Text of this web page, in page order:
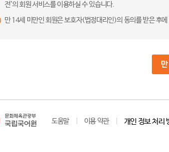
전’의 회원 서비스를 이용하실 수 있습니다.
만 14세 미만인 회원은 보호자(법정대리인)의 동의를 받은 후
도움말 이용 약관 개인 정보 처리